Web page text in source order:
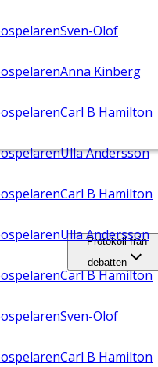
Sven-Olof
Anna Kinberg
Carl B Hamilton
Ulla Andersson
Carl B Hamilton
Ulla Andersson
Carl B Hamilton
Sven-Olof
Carl B Hamilton
Protokoll från
debatten